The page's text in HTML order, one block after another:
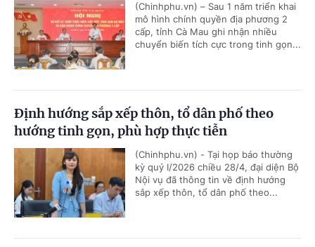
(Chinhphu.vn) – Sau 1 năm triển khai
mô hình chính quyền địa phương 2
cấp, tỉnh Cà Mau ghi nhận nhiều
chuyển biến tích cực trong tinh gọn...
Định hướng sắp xếp thôn, tổ dân phố theo
hướng tinh gọn, phù hợp thực tiễn
(Chinhphu.vn) - Tại họp báo thường
kỳ quý I/2026 chiều 28/4, đại diện Bộ
Nội vụ đã thông tin về định hướng
sắp xếp thôn, tổ dân phố theo...